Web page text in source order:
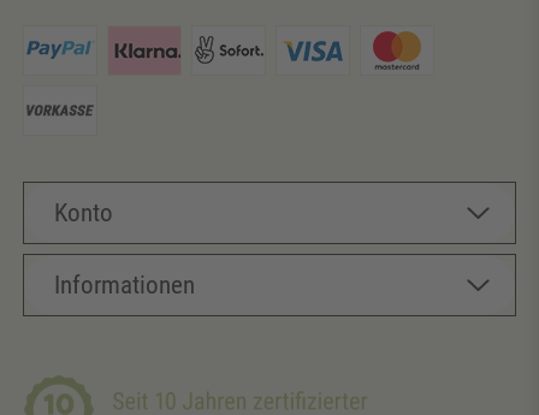
Konto
Informationen